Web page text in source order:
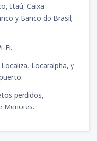
Itaú, Caixa
y Banco do Brasil;
Fi.
Localiza, Locaralpha, y
perdidos,
Menores.